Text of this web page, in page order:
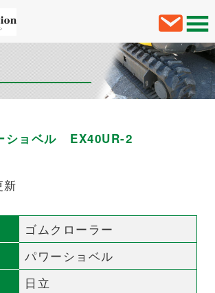
ショベル EX40UR-2
ゴムクローラー
パワーショベル
日立